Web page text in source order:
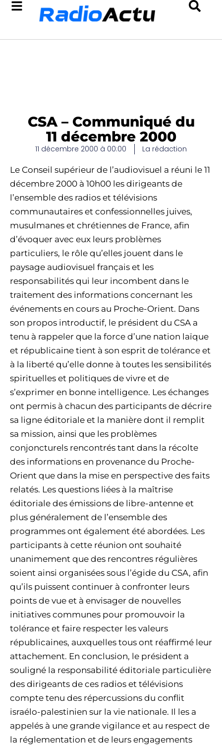
CSA – Communiqué du
11 décembre 2000
11 décembre 2000 à 00:00 La rédaction
Le Conseil supérieur de l’audiovisuel a réuni le 11
décembre 2000 à 10h00 les dirigeants de
l’ensemble des radios et télévisions
communautaires et confessionnelles juives,
musulmanes et chrétiennes de France, afin
d’évoquer avec eux leurs problèmes
particuliers, le rôle qu’elles jouent dans le
paysage audiovisuel français et les
responsabilités qui leur incombent dans le
traitement des informations concernant les
événements en cours au Proche-Orient. Dans
son propos introductif, le président du CSA a
tenu à rappeler que la force d’une nation laïque
et républicaine tient à son esprit de tolérance et
à la liberté qu’elle donne à toutes les sensibilités
spirituelles et politiques de vivre et de
s’exprimer en bonne intelligence. Les échanges
ont permis à chacun des participants de décrire
sa ligne éditoriale et la manière dont il remplit
sa mission, ainsi que les problèmes
conjoncturels rencontrés tant dans la récolte
des informations en provenance du Proche-
Orient que dans la mise en perspective des faits
relatés. Les questions liées à la maîtrise
éditoriale des émissions de libre-antenne et
plus généralement de l’ensemble des
programmes ont également été abordées. Les
participants à cette réunion ont souhaité
unanimement que des rencontres régulières
soient ainsi organisées sous l’égide du CSA, afin
qu’ils puissent continuer à confronter leurs
points de vue et à envisager de nouvelles
initiatives communes pour promouvoir la
tolérance et faire respecter les valeurs
républicaines, auxquelles tous ont réaffirmé leur
attachement. En conclusion, le président a
souligné la responsabilité éditoriale particulière
des dirigeants de ces radios et télévisions
compte tenu des répercussions du conflit
israélo-palestinien sur la vie nationale. Il les a
appelés à une grande vigilance et au respect de
la réglementation et de leurs engagements